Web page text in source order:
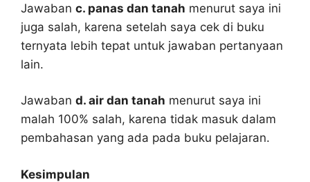
Jawaban c. panas dan tanah menurut saya ini
juga salah, karena setelah saya cek di buku
ternyata lebih tepat untuk jawaban pertanyaan
lain.
Jawaban d. air dan tanah menurut saya ini
malah 100% salah, karena tidak masuk dalam
pembahasan yang ada pada buku pelajaran.
Kesimpulan